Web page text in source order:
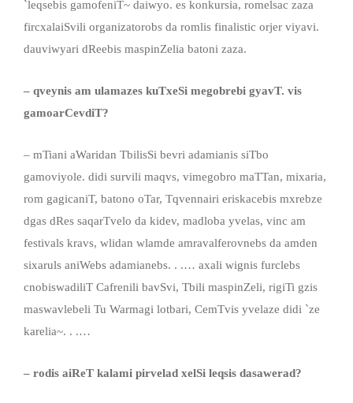
`leqsebis gamofeniT~ daiwyo. es konkursia, romelsac zaza
fircxalaiSvili organizatorobs da romlis finalistic orjer viyavi.
dauviwyari dReebis maspinZelia batoni zaza.
– qveynis am ulamazes kuTxeSi megobrebi gyavT. vis
gamoarCevdiT?
– mTiani aWaridan TbilisSi bevri adamianis siTbo
gamoviyole. didi survili maqvs, vimegobro maTTan, mixaria,
rom gagicaniT, batono oTar, Tqvennairi eriskacebis mxrebze
dgas dRes saqarTvelo da kidev, madloba yvelas, vinc am
festivals kravs, wlidan wlamde amravalferovnebs da amden
sixaruls aniWebs adamianebs. . .… axali wignis furclebs
cnobiswadiliT Cafrenili bavSvi, Tbili maspinZeli, rigiTi gzis
maswavlebeli Tu Warmagi lotbari, CemTvis yvelaze didi `ze
karelia~. . .…
– rodis aiReT kalami pirvelad xelSi leqsis dasawerad?